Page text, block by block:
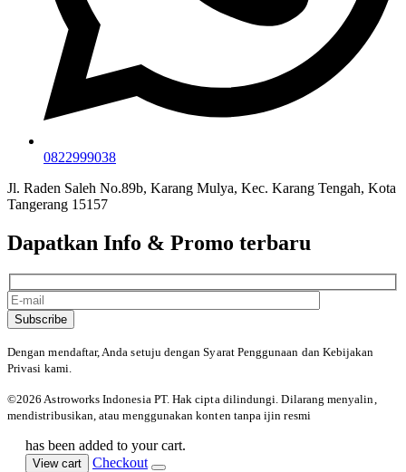
0822999038
Jl. Raden Saleh No.89b, Karang Mulya, Kec. Karang Tengah, Kota
Tangerang 15157
Dapatkan Info & Promo terbaru
Subscribe
Dengan mendaftar, Anda setuju dengan Syarat Penggunaan dan Kebijakan
Privasi kami.
©️2026 Astroworks Indonesia PT. Hak cipta dilindungi. Dilarang menyalin,
mendistribusikan, atau menggunakan konten tanpa ijin resmi
has been added to your cart.
View cart Checkout